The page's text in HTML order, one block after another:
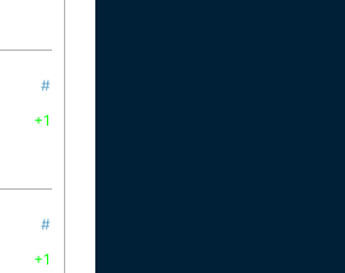
#
+1
#
+1